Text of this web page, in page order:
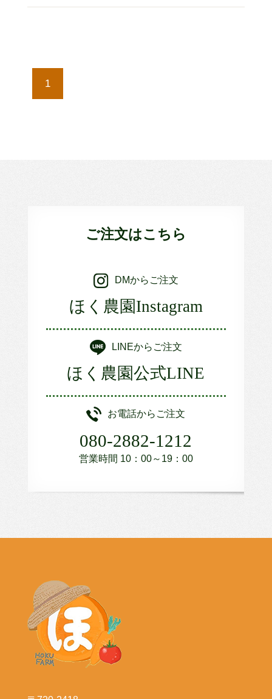
1
ご注文はこちら
DMからご注文
ほく農園Instagram
LINEからご注文
ほく農園公式LINE
お電話からご注文
080-2882-1212
営業時間 10：00～19：00